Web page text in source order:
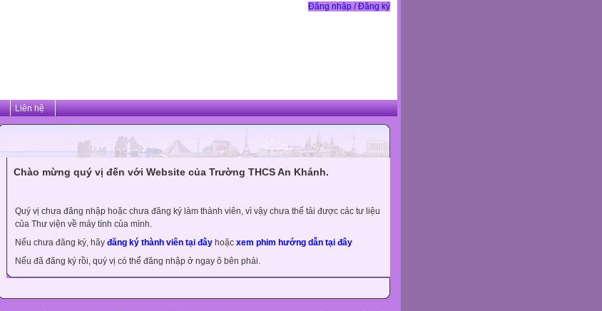
Đăng nhập / Đăng ký
Liên hệ
Chào mừng quý vị đến với Website của Trường THCS An Khánh.
Quý vị chưa đăng nhập hoặc chưa đăng ký làm thành viên, vì vậy chưa thể tải được các tư liệu
của Thư viện về máy tính của mình.
Nếu chưa đăng ký, hãy đăng ký thành viên tại đây hoặc xem phim hướng dẫn tại đây
Nếu đã đăng ký rồi, quý vị có thể đăng nhập ở ngay ô bên phải.